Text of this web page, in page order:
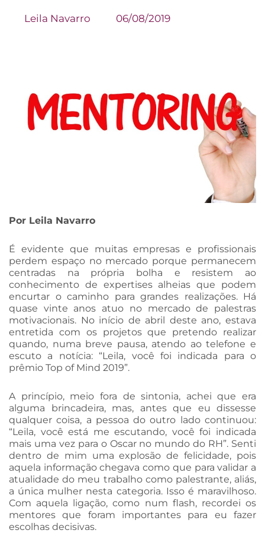
Leila Navarro 06/08/2019
Por Leila Navarro
É evidente que muitas empresas e profissionais
perdem espaço no mercado porque permanecem
centradas na própria bolha e resistem ao
conhecimento de expertises alheias que podem
encurtar o caminho para grandes realizações. Há
quase vinte anos atuo no mercado de palestras
motivacionais. No início de abril deste ano, estava
entretida com os projetos que pretendo realizar
quando, numa breve pausa, atendo ao telefone e
escuto a notícia: “Leila, você foi indicada para o
prêmio Top of Mind 2019”.
A princípio, meio fora de sintonia, achei que era
alguma brincadeira, mas, antes que eu dissesse
qualquer coisa, a pessoa do outro lado continuou:
“Leila, você está me escutando, você foi indicada
mais uma vez para o Oscar no mundo do RH”. Senti
dentro de mim uma explosão de felicidade, pois
aquela informação chegava como que para validar a
atualidade do meu trabalho como palestrante, aliás,
a única mulher nesta categoria. Isso é maravilhoso.
Com aquela ligação, como num flash, recordei os
mentores que foram importantes para eu fazer
escolhas decisivas.